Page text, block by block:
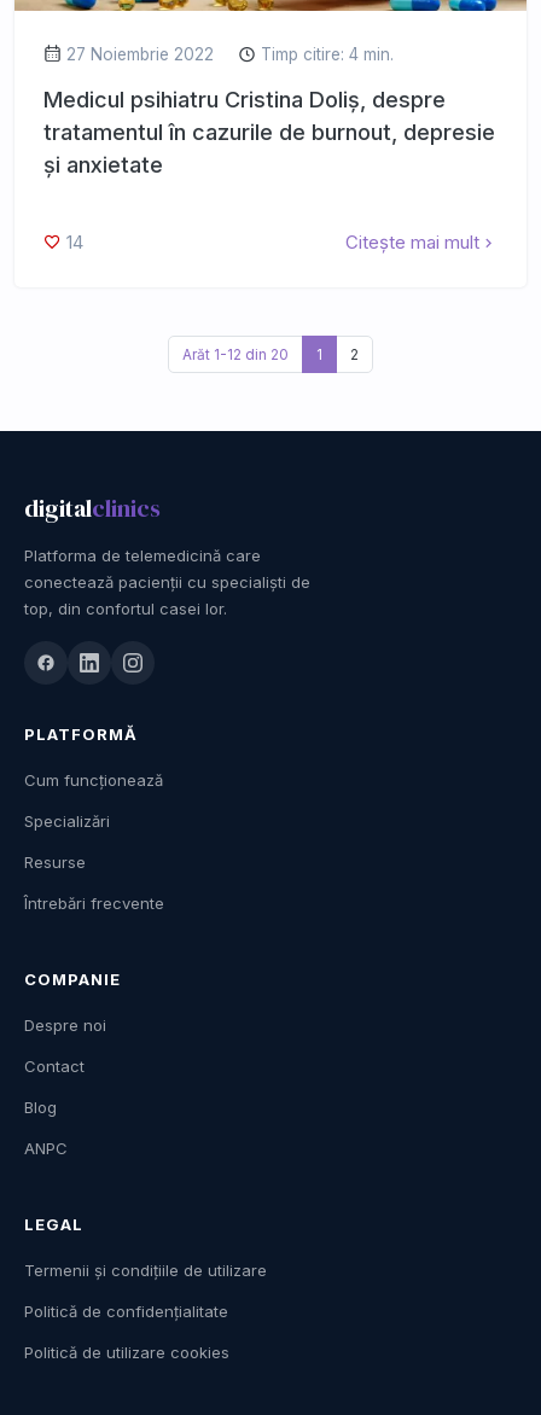
27 Noiembrie 2022 Timp citire: 4 min.
Medicul psihiatru Cristina Doliș, despre
tratamentul în cazurile de burnout, depresie
și anxietate
14 Citește mai mult
Arăt 1-12 din 20 1 2
digitalclinics
Platforma de telemedicină care
conectează pacienții cu specialiști de
top, din confortul casei lor.
PLATFORMĂ
Cum funcționează
Specializări
Resurse
Întrebări frecvente
COMPANIE
Despre noi
Contact
Blog
ANPC
LEGAL
Termenii și condițiile de utilizare
Politică de confidențialitate
Politică de utilizare cookies